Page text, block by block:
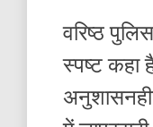
वरिष्ठ
स्पष्ट कहा